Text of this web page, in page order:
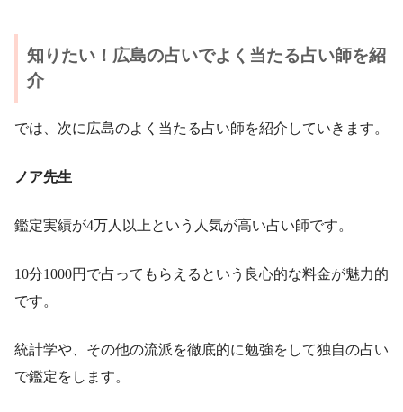
知りたい！広島の占いでよく当たる占い師を紹
介
では、次に広島のよく当たる占い師を紹介していきます。
ノア先生
鑑定実績が4万人以上という人気が高い占い師です。
10分1000円で占ってもらえるという良心的な料金が魅力的
です。
統計学や、その他の流派を徹底的に勉強をして独自の占い
で鑑定をします。